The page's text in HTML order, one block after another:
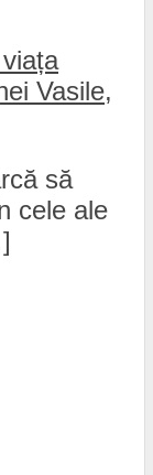
Vasile,
să
cele ale